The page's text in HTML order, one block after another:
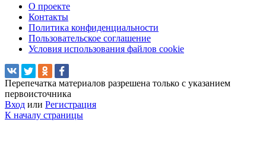
О проекте
Контакты
Политика конфиденциальности
Пользовательское соглашение
Условия использования файлов cookie
Перепечатка материалов разрешена только с указанием
первоисточника
Вход или Регистрация
К началу страницы